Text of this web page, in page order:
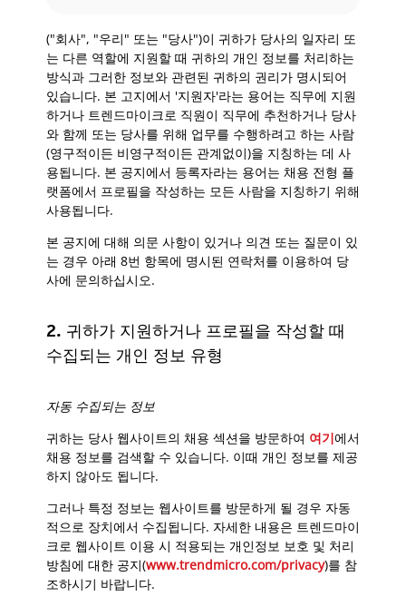
("회사", "우리" 또는 "당사")이 귀하가 당사의 일자리 또
는 다른 역할에 지원할 때 귀하의 개인 정보를 처리하는
방식과 그러한 정보와 관련된 귀하의 권리가 명시되어
있습니다. 본 고지에서 '지원자'라는 용어는 직무에 지원
하거나 트렌드마이크로 직원이 직무에 추천하거나 당사
와 함께 또는 당사를 위해 업무를 수행하려고 하는 사람
(영구적이든 비영구적이든 관계없이)을 지칭하는 데 사
용됩니다. 본 공지에서 등록자라는 용어는 채용 전형 플
랫폼에서 프로필을 작성하는 모든 사람을 지칭하기 위해
사용됩니다.
본 공지에 대해 의문 사항이 있거나 의견 또는 질문이 있
는 경우 아래 8번 항목에 명시된 연락처를 이용하여 당
사에 문의하십시오.
2. 귀하가 지원하거나 프로필을 작성할 때
수집되는 개인 정보 유형
자동 수집되는 정보
귀하는 당사 웹사이트의 채용 섹션을 방문하여 여기에서
채용 정보를 검색할 수 있습니다. 이때 개인 정보를 제공
하지 않아도 됩니다.
그러나 특정 정보는 웹사이트를 방문하게 될 경우 자동
적으로 장치에서 수집됩니다. 자세한 내용은 트렌드마이
크로 웹사이트 이용 시 적용되는 개인정보 보호 및 처리
방침에 대한 공지(www.trendmicro.com/privacy)를 참
조하시기 바랍니다.